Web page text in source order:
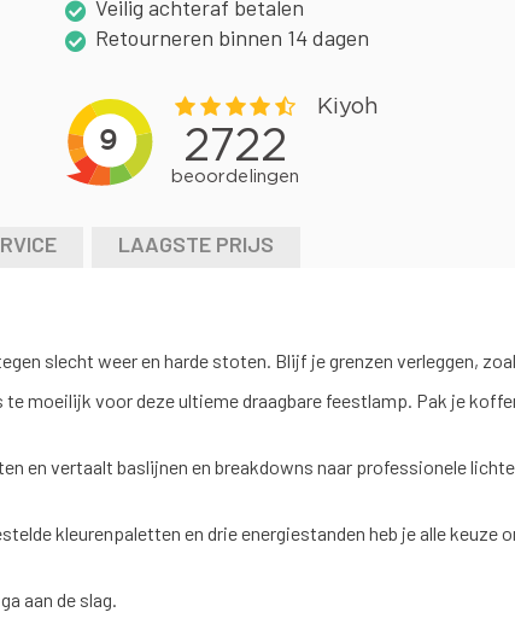
Veilig achteraf betalen
Retourneren binnen 14 dagen
LAAGSTE PRIJS
slecht weer en harde stoten. Blijf je grenzen verleggen,
moeilijk voor deze ultieme draagbare feestlamp. Pak je
en vertaalt baslijnen en breakdowns naar professionele
kleurenpaletten en drie energiestanden heb je alle keuze
aan de slag.